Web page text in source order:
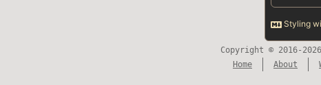
Copyright © 2016-
Home
About